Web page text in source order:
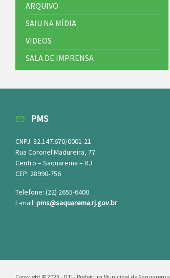
ARQUIVO
SAIU NA MÍDIA
VIDEOS
SALA DE IMPRENSA
PMS
CNPJ: 32.147.670/0001-21
Rua Coronel Madureira, 77
Centro – Saquarema – RJ
CEP: 28990-756
Telefone: (22) 2655-6400
E-mail: pms@saquarema.rj.gov.br